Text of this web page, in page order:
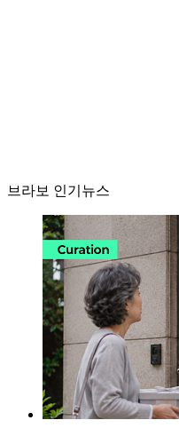
브라보 인기뉴스